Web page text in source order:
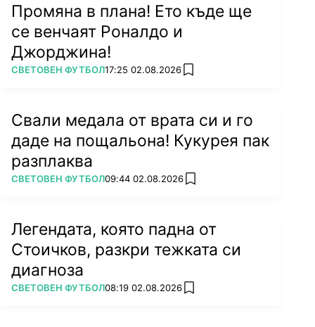
Промяна в плана! Ето къде ще
се венчаят Роналдо и
Джорджина!
ПОВЕЧЕ ОТ
СВЕТОВЕН ФУТБОЛ17:25 02.08.2026 add favorites
Свали медала от врата си и го
даде на пощальона! Кукурея пак
разплаква
ПОВЕЧЕ ОТ
СВЕТОВЕН ФУТБОЛ09:44 02.08.2026 add favorites
Легендата, която падна от
Стоичков, разкри тежката си
диагноза
ПОВЕЧЕ ОТ
СВЕТОВЕН ФУТБОЛ08:19 02.08.2026 add favorites